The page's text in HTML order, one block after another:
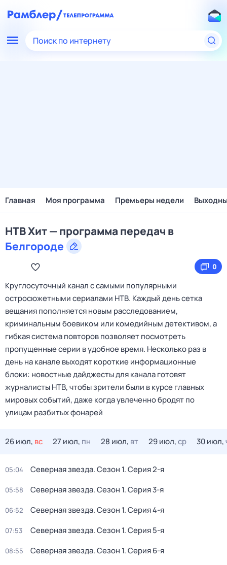
Поиск по интернету
Главная Моя программа Премьеры недели
НТВ Хит — программа передач в
Белгороде
0
Круглосуточный канал с самыми популярными
остросюжетными сериалами НТВ. Каждый день сетка
вещания пополняется новым расследованием,
криминальным боевиком или комедийным детективом, а
гибкая система повторов позволяет посмотреть
пропущенные серии в удобное время. Несколько раз в
день на канале выходят короткие информационные
блоки: новостные дайджесты для канала готовят
журналисты НТВ, чтобы зрители были в курсе главных
мировых событий, даже когда увлеченно бродят по
улицам разбитых фонарей
26 июл, вс 27 июл, пн 28 июл, вт 29 июл,ср 30 июл,
05:04 Северная звезда. Сезон 1. Серия 2-я
05:58 Северная звезда. Сезон 1. Серия 3-я
06:52 Северная звезда. Сезон 1. Серия 4-я
07:53 Северная звезда. Сезон 1. Серия 5-я
08:55 Северная звезда. Сезон 1. Серия 6-я